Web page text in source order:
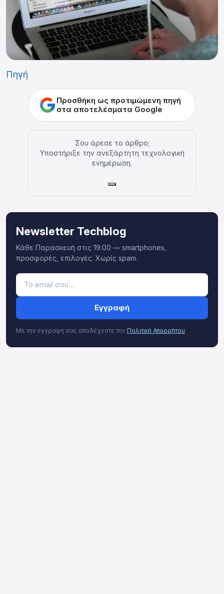
Πηγή
Προσθήκη ως προτιμώμενη πηγή
στα αποτελέσματα Google
Σου άρεσε το άρθρο;
Υποστήριξε την ανεξάρτητη τεχνολογική
ενημέρωση.
Newsletter Techblog
Κάθε Παρασκευή στις 19:00 — smartphones,
προσφορές, επιλογές. Χωρίς spam.
Εγγραφή
Με την εγγραφή σας αποδέχεστε την Πολιτική Απορρήτου.